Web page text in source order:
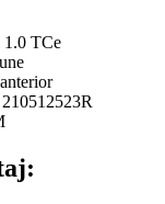
1.0 TCe